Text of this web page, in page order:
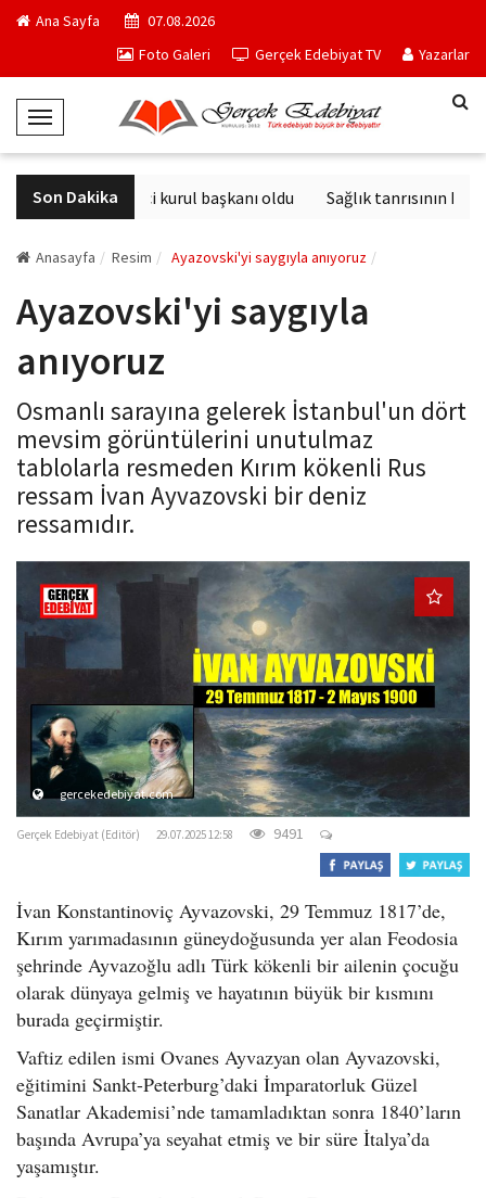
Ana Sayfa
07.08.2026
Foto Galeri
Gerçek Edebiyat TV Yazarlar
T
o
g
g
e
a
v
a
t
i
o
n
Son Dakika
Derviş Zaim seçici kurul başkanı oldu Sağlık tanrısının
Anasayfa Resim Ayazovski'yi saygıyla anıyoruz
Ayazovski'yi saygıyla
anıyoruz
Osmanlı sarayına gelerek İstanbul'un dört
mevsim görüntülerini unutulmaz
tablolarla resmeden Kırım kökenli Rus
ressam İvan Ayvazovski bir deniz
ressamıdır.
gercekedebiyat.com
Gerçek Edebiyat (Editör) 29.07.2025 12:58 9491
İvan Konstantinoviç Ayvazovski, 29 Temmuz 1817’de,
Kırım yarımadasının güneydoğusunda yer alan Feodosia
şehrinde Ayvazoğlu adlı Türk kökenli bir ailenin çocuğu
olarak dünyaya gelmiş ve hayatının büyük bir kısmını
burada geçirmiştir.
Vaftiz edilen ismi Ovanes Ayvazyan olan Ayvazovski,
eğitimini Sankt-Peterburg’daki İmparatorluk Güzel
Sanatlar Akademisi’nde tamamladıktan sonra 1840’ların
başında Avrupa’ya seyahat etmiş ve bir süre İtalya’da
yaşamıştır.